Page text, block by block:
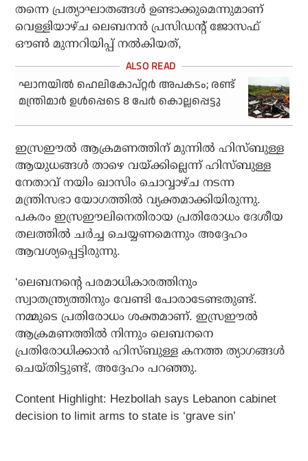
തന്നെ പ്രത്യാഘാതങ്ങള്‍ ഉണ്ടാക്കുമെന്നുമാണ്
വെള്ളിയാഴ്ച ലെബനന്‍ പ്രസിഡന്റ് ജോസഫ്
ഔണ്‍ മുന്നറിയിപ്പ് നല്‍കിയത്,
ഘാനയിൽ ഹെലികോപ്റ്റർ അപകടം; രണ്ട്
മന്ത്രിമാർ ഉൾപ്പെടെ 8 പേർ കൊല്ലപ്പെട്ടു
ഇസ്രഈല്‍ ആക്രമണത്തിന് മുന്നില്‍ ഹിസ്ബുള്ള
ആയുധങ്ങള്‍ താഴെ വയ്ക്കില്ലെന്ന് ഹിസ്ബുള്ള
നേതാവ് നയിം ഖാസിം ചൊവ്വാഴ്ച നടന്ന
മന്ത്രിസഭാ യോഗത്തില്‍ വ്യക്തമാക്കിയിരുന്നു.
പകരം ഇസ്രഈലിനെതിരായ പ്രതിരോധം ദേശീയ
തലത്തില്‍ ചര്‍ച്ച ചെയ്യണമെന്നും അദ്ദേഹം
ആവശ്യപ്പെട്ടിരുന്നു.
‘ലെബനന്റെ പരമാധികാരത്തിനും
സ്വാതന്ത്ര്യത്തിനും വേണ്ടി പോരാടേണ്ടതുണ്ട്.
നമ്മുടെ പ്രതിരോധം ശക്തമാണ്. ഇസ്രഈല്‍
ആക്രമണത്തില്‍ നിന്നും ലെബനനെ
പ്രതിരോധിക്കാന്‍ ഹിസ്ബുള്ള കനത്ത ത്യാഗങ്ങള്‍
ചെയ്തിട്ടുണ്ട്, അദ്ദേഹം പറഞ്ഞു.
Content Highlight: Hezbollah says Lebanon cabinet
decision to limit arms to state is ‘grave sin’